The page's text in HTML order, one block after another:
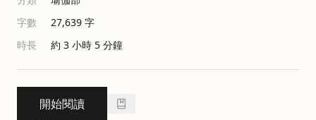
字數
27,639 字
時長
約 3 小時 5 分鐘
開始閱讀